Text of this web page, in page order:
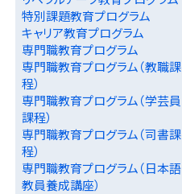
特別課題教育プログラム
キャリア教育プログラム
専門職教育プログラム
専門職教育プログラム（教職課
程）
専門職教育プログラム（学芸員
課程）
専門職教育プログラム（司書課
程）
専門職教育プログラム（日本語
教員養成講座）